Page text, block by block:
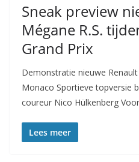
Sneak preview
Mégane R.S.
Grand Prix
Demonstratie nieuwe
Monaco Sportieve topversie
coureur Nico Hülkenberg
Lees meer